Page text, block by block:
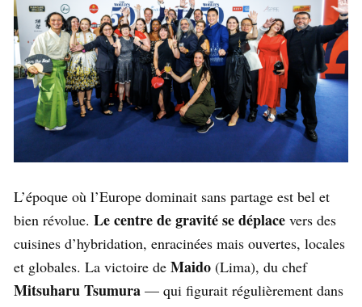
L’époque où l’Europe dominait sans partage est bel et
bien révolue. Le centre de gravité se déplace vers des
cuisines d’hybridation, enracinées mais ouvertes, locales
et globales. La victoire de Maido (Lima), du chef
Mitsuharu Tsumura — qui figurait régulièrement dans